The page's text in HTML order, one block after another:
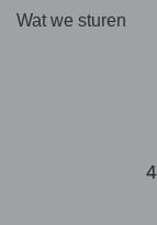
Wat we sturen